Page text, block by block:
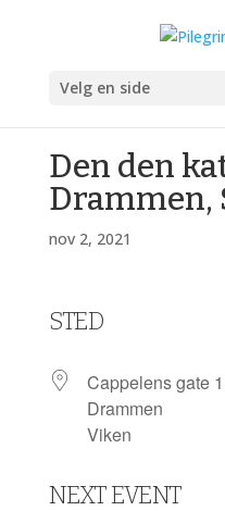
Velg en side
Den den
Drammen,
nov 2, 2021
STED
Cappelens gate 1
Drammen
Viken
NEXT EVENT